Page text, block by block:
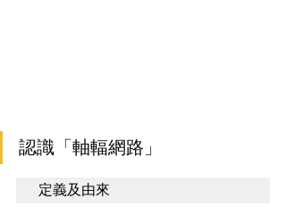
認識「軸輻網路」
定義及由來